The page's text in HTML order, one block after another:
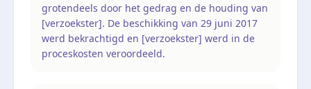
grotendeels door het gedrag en de houding van
[verzoekster]. De beschikking van 29 juni 2017
werd bekrachtigd en [verzoekster] werd in de
proceskosten veroordeeld.